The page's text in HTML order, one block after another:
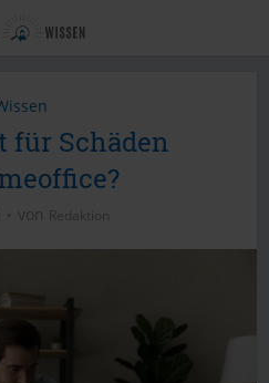
für Schäden
von Redaktion